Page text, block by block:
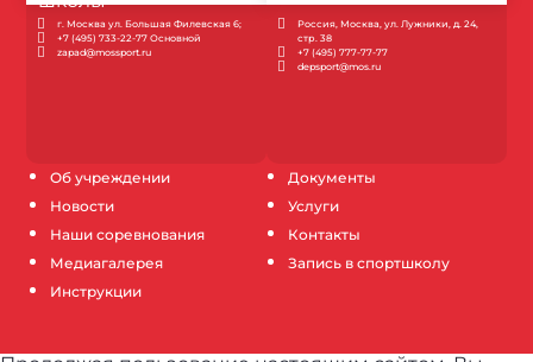
Об учреждении
Новости
Наши соревнования
Медиагалерея
Инструкции
Документы
Услуги
Контакты
Запись в спортшколу
г. Москва ул. Большая Филевская 6;
+7 (495) 733-22-77 Основной
zapad@mossport.ru
Россия, Москва, ул. Лужники, д. 24,
стр. 38
+7 (495) 777-77-77
depsport@mos.ru